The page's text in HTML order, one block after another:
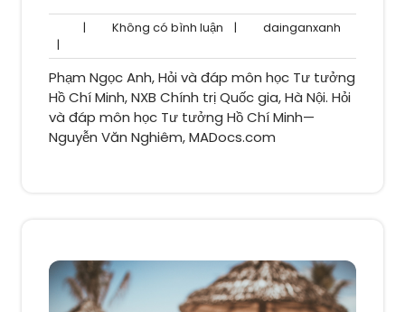
| Không có bình luận Không
bình
luận
| dainganxanh
|
Phạm Ngọc Anh, Hỏi và đáp môn học Tư tưởng
Hồ Chí Minh, NXB Chính trị Quốc gia, Hà Nội. Hỏi
và đáp môn học Tư tưởng Hồ Chí Minh—
Nguyễn Văn Nghiêm, MADocs.com